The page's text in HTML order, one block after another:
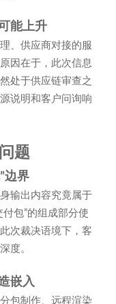
能上升
、供应商对接的服
因在于，此次信息
处于供应链审查之
说明和客户问询响
题
边界
输出内容究竟属于
包”的组成部分使
次裁决语境下，客
度。
嵌入
包制作、远程渲染